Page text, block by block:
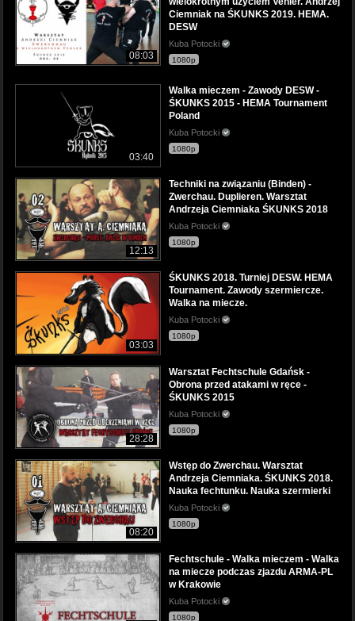
08:03
Ciemniak na ŚKUNKS 2019. HEMA.
DESW
Kuba Potocki
1080p
03:40
Walka mieczem - Zawody DESW -
ŚKUNKS 2015 - HEMA Tournament
Poland
Kuba Potocki
1080p
12:13
Techniki na związaniu (Binden) -
Zwerchau. Duplieren. Warsztat
Andrzeja Ciemniaka ŚKUNKS 2018
Kuba Potocki
1080p
03:03
ŚKUNKS 2018. Turniej DESW. HEMA
Tournament. Zawody szermiercze.
Walka na miecze.
Kuba Potocki
1080p
28:28
Warsztat Fechtschule Gdańsk -
Obrona przed atakami w ręce -
ŚKUNKS 2015
Kuba Potocki
1080p
08:20
Wstęp do Zwerchau. Warsztat
Andrzeja Ciemniaka. ŚKUNKS 2018.
Nauka fechtunku. Nauka szermierki
Kuba Potocki
1080p
Fechtschule - Walka mieczem - Walka
na miecze podczas zjazdu ARMA-PL
w Krakowie
Kuba Potocki
1080p